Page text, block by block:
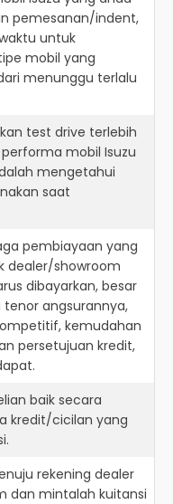
pemesanan/indent,
untuk
mobil yang
menunggu terlalu
test drive terlebih
mobil Isuzu
mengetahui
saat
pembiayaan yang
dealer/showroom
dibayarkan, besar
angsurannya,
kemudahan
persetujuan kredit,
baik secara
kredit/cicilan yang
rekening dealer
dan mintalah kuitansi